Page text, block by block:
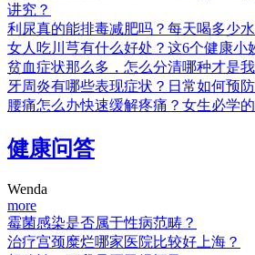
讲究？
利尿真的能排毒减肥吗？每天喝多少
女人吃川芎有什么好处？这6个健康小
贫血症状那么多，怎么分清哪种才是
牙周炎有哪些表现症状？日常如何预
腰痛怎么办快速缓解疼痛？女生必学的
健康问答
Wenda
more
霉菌感染是否属于性病范畴？
治疗宫颈糜烂哪家医院比较好上海？